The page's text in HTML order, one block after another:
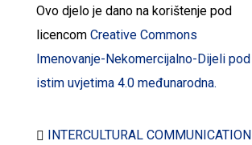
Ovo djelo je dano na korištenje pod
licencom Creative Commons
Imenovanje-Nekomercijalno-Dijeli pod
istim uvjetima 4.0 međunarodna.
INTERCULTURAL COMMUNICATION